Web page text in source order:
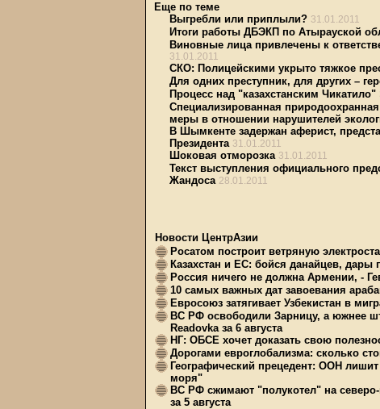
Еще по теме
Выгребли или приплыли? 31.01.2011
Итоги работы ДБЭКП по Атырауской
Виновные лица привлечены к
31.01.2011
СКО: Полицейскими укрыто тяжкое
Для одних преступник, для других –
Процесс над "казахстанским Чикатило"
Специализированная
меры в отношении нарушителей
В Шымкенте задержан аферист,
Президента 31.01.2011
Шоковая отморозка 31.01.2011
Текст выступления официального
Жандоса 28.01.2011
Новости ЦентрАзии
Росатом построит ветряную
Казахстан и ЕС: бойся данайцев,
Россия ничего не должна Армении, -
10 самых важных дат завоевания
Евросоюз затягивает Узбекистан в
ВС РФ освободили Зарницу, а южнее
Readovka за 6 августа
НГ: ОБСЕ хочет доказать свою
Дорогами евроглобализма: сколько
Географический прецедент: ООН
моря"
ВС РФ сжимают "полукотел" на
за 5 августа